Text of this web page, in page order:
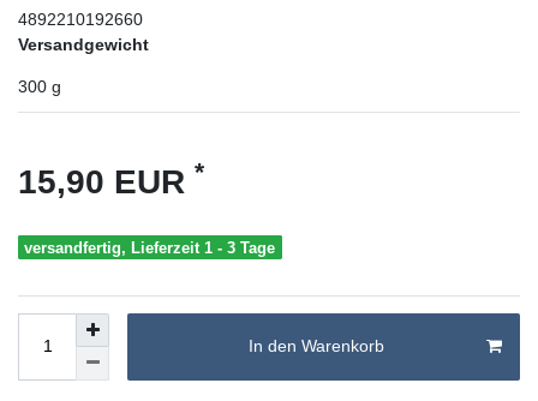
4892210192660
Versandgewicht
300 g
15,90 EUR *
versandfertig, Lieferzeit 1 - 3 Tage
In den Warenkorb